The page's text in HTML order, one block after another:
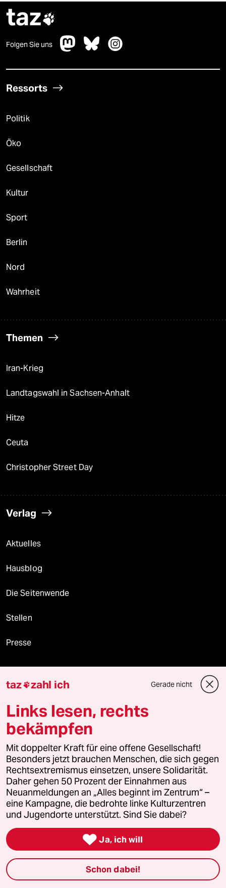
taz
Folgen Sie uns
Ressorts
Politik
Öko
Gesellschaft
Kultur
Sport
Berlin
Nord
Wahrheit
Themen
Iran-Krieg
Landtagswahl in Sachsen-Anhalt
Hitze
Ceuta
Christopher Street Day
Verlag
Aktuelles
Hausblog
Die Seitenwende
Stellen
Presse
Unterstützen
abo
genossenschaft
taz zahl ich
recherchefonds ausland
panterstiftung
panterpreis 2026
taz zahl ich Gerade nicht
Links lesen, rechts
bekämpfen
Mit doppelter Kraft für eine offene Gesellschaft!
Besonders jetzt brauchen Menschen, die sich gegen
Rechtsextremismus einsetzen, unsere Solidarität.
Daher gehen 50 Prozent der Einnahmen aus
Neuanmeldungen an „Alles beginnt im Zentrum“ –
eine Kampagne, die bedrohte linke Kulturzentren
und Jugendorte unterstützt. Sind Sie dabei?
 Ja, ich will
Schon dabei!